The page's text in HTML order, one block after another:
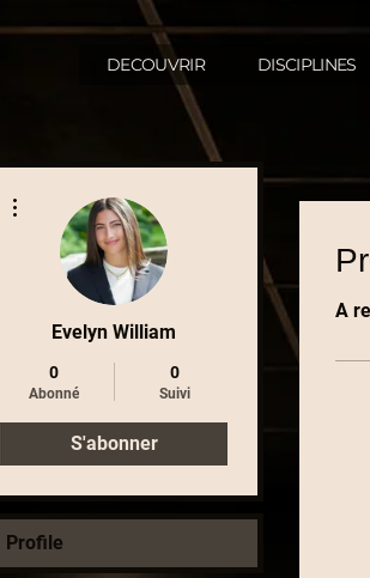
DECOUVRIR DISCIPLINES
A
Evelyn William
0
Abonné
0
Suivi
S'abonner
Profile